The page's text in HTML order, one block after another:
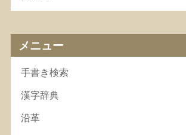
メニュー
手書き検索
漢字辞典
沿革